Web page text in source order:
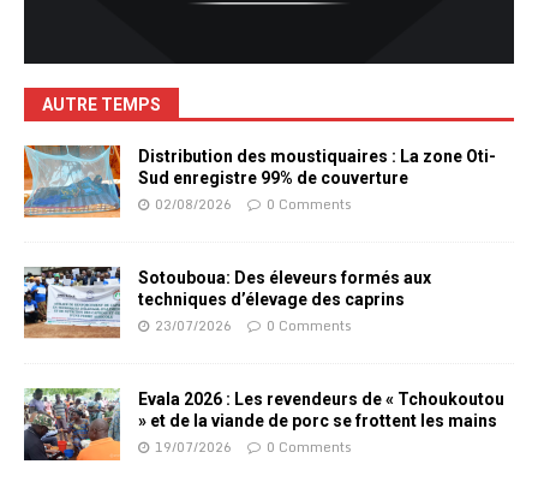
AUTRE TEMPS
Distribution des moustiquaires : La zone Oti-
Sud enregistre 99% de couverture
02/08/2026 0 Comments
Sotouboua: Des éleveurs formés aux
techniques d’élevage des caprins
23/07/2026 0 Comments
Evala 2026 : Les revendeurs de « Tchoukoutou
» et de la viande de porc se frottent les mains
19/07/2026 0 Comments